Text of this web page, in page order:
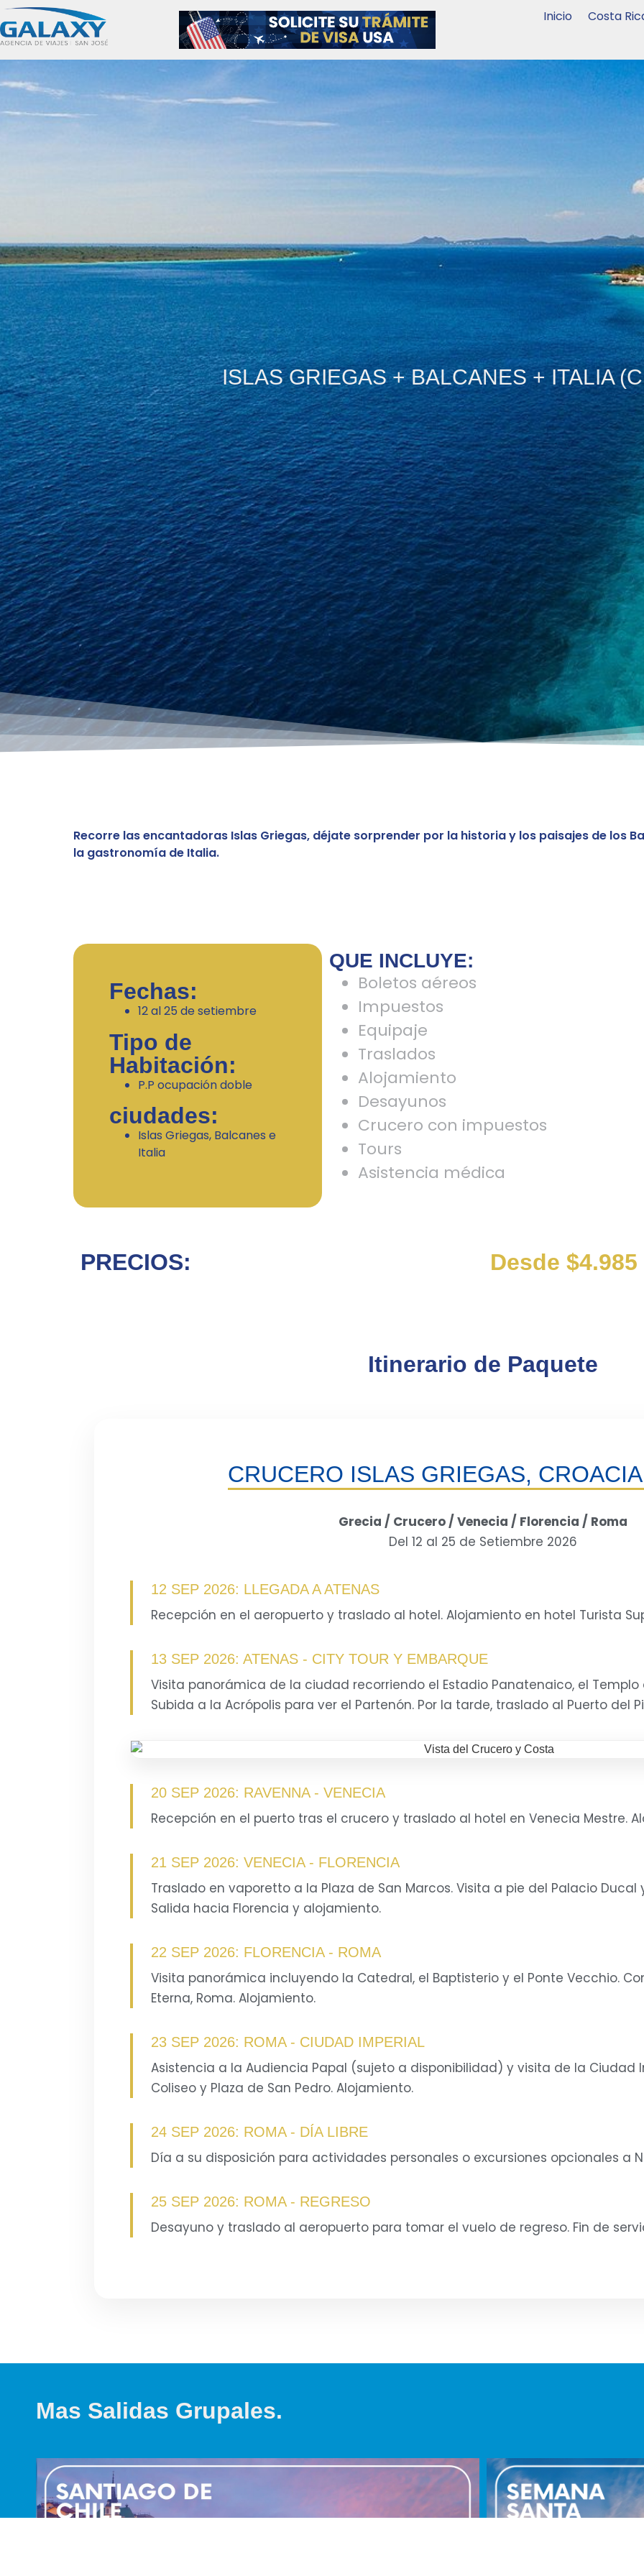
Inicio Costa
ISLAS GRIEGAS + BALCANES + ITALIA
Recorre las encantadoras Islas Griegas, déjate sorprender por la historia y los paisajes de los
la gastronomía de Italia.
Fechas:
12 al 25 de setiembre
Tipo de
Habitación:
P.P ocupación doble
ciudades:
Islas Griegas, Balcanes e
Italia
QUE INCLUYE:
Boletos aéreos
Impuestos
Equipaje
Traslados
Alojamiento
Desayunos
Crucero con impuestos
Tours
Asistencia médica
PRECIOS: Desde $4.985
Itinerario de Paquete
CRUCERO ISLAS GRIEGAS,
Grecia / Crucero / Venecia / Florencia / Roma
Del 12 al 25 de Setiembre 2026
12 SEP 2026: LLEGADA A ATENAS
Recepción en el aeropuerto y traslado al hotel. Alojamiento en hotel Turista
13 SEP 2026: ATENAS - CITY TOUR Y EMBARQUE
Visita panorámica de la ciudad recorriendo el Estadio Panatenaico, el Templo
Subida a la Acrópolis para ver el Partenón. Por la tarde, traslado al Puerto del
20 SEP 2026: RAVENNA - VENECIA
Recepción en el puerto tras el crucero y traslado al hotel en Venecia Mestre.
21 SEP 2026: VENECIA - FLORENCIA
Traslado en vaporetto a la Plaza de San Marcos. Visita a pie del Palacio Ducal
Salida hacia Florencia y alojamiento.
22 SEP 2026: FLORENCIA - ROMA
Visita panorámica incluyendo la Catedral, el Baptisterio y el Ponte Vecchio.
Eterna, Roma. Alojamiento.
23 SEP 2026: ROMA - CIUDAD IMPERIAL
Asistencia a la Audiencia Papal (sujeto a disponibilidad) y visita de la Ciudad
Coliseo y Plaza de San Pedro. Alojamiento.
24 SEP 2026: ROMA - DÍA LIBRE
Día a su disposición para actividades personales o excursiones opcionales a
25 SEP 2026: ROMA - REGRESO
Desayuno y traslado al aeropuerto para tomar el vuelo de regreso. Fin de
Mas Salidas Grupales.